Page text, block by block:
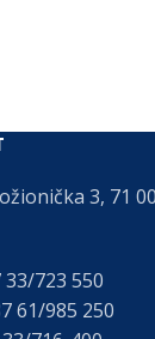
3, 71
33/723 550
61/985 250